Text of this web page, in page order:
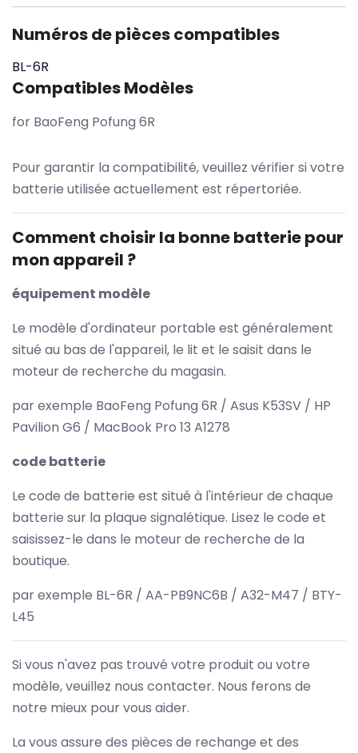
Numéros de pièces compatibles
BL-6R
Compatibles Modèles
for BaoFeng Pofung 6R
Pour garantir la compatibilité, veuillez vérifier si votre
batterie utilisée actuellement est répertoriée.
Comment choisir la bonne batterie pour
mon appareil ?
équipement modèle
Le modèle d'ordinateur portable est généralement
situé au bas de l'appareil, le lit et le saisit dans le
moteur de recherche du magasin.
par exemple BaoFeng Pofung 6R / Asus K53SV / HP
Pavilion G6 / MacBook Pro 13 A1278
code batterie
Le code de batterie est situé à l'intérieur de chaque
batterie sur la plaque signalétique. Lisez le code et
saisissez-le dans le moteur de recherche de la
boutique.
par exemple BL-6R / AA-PB9NC6B / A32-M47 / BTY-
L45
Si vous n'avez pas trouvé votre produit ou votre
modèle, veuillez nous contacter. Nous ferons de
notre mieux pour vous aider.
La vous assure des pièces de rechange et des